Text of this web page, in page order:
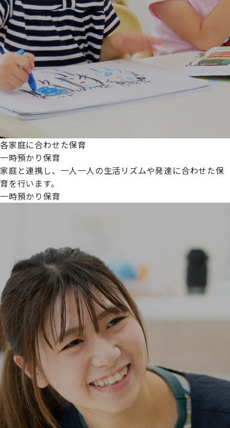
各家庭に合わせた保育
一時預かり保育
家庭と連携し、一人一人の生活リズムや発達に合わせた保
育を行います。
一時預かり保育